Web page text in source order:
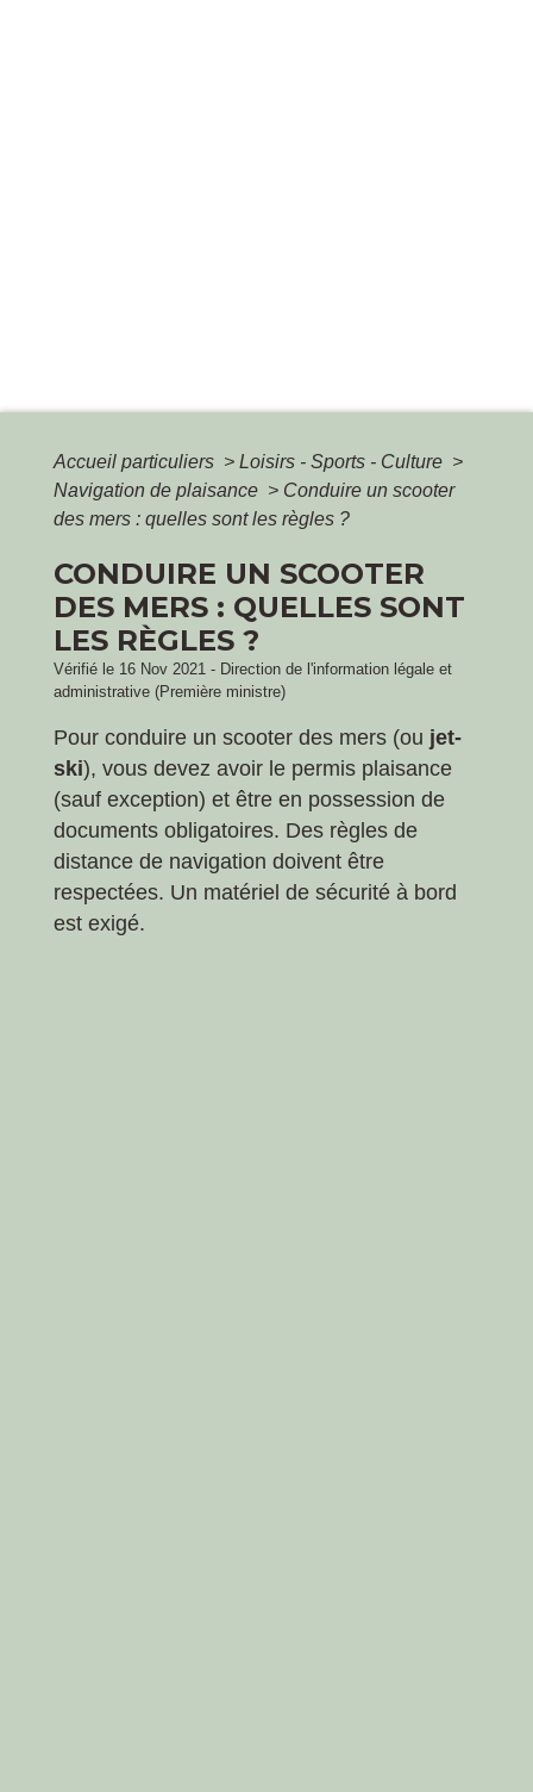
Accueil particuliers > Loisirs - Sports - Culture >
Navigation de plaisance > Conduire un scooter
des mers : quelles sont les règles ?
CONDUIRE UN SCOOTER
DES MERS : QUELLES SONT
LES RÈGLES ?
Vérifié le 16 Nov 2021 - Direction de l'information légale et
administrative (Première ministre)
Pour conduire un scooter des mers (ou jet-
ski), vous devez avoir le permis plaisance
(sauf exception) et être en possession de
documents obligatoires. Des règles de
distance de navigation doivent être
respectées. Un matériel de sécurité à bord
est exigé.